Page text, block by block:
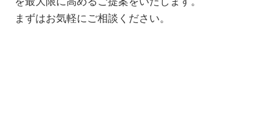
まずはお気軽にご相談ください。